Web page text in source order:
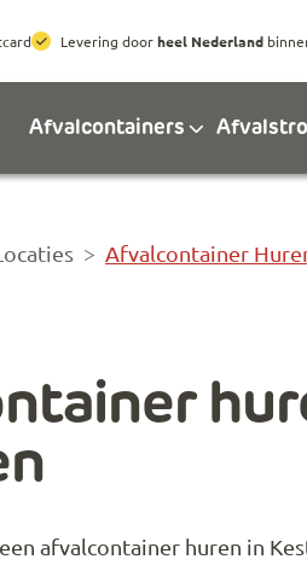
Levering doorheel Nederland
Afvalcontainers
Afvalcontainer
afvalcontainer huren in